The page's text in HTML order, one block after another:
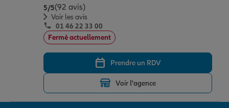
5/5Note de 5 sur 5
(92 avis)
Voir les avis
01 46 22 33 00
Fermé actuellement
Prendre un RDV
Voir l'agence